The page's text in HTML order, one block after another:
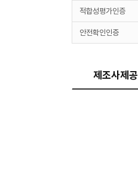
적합성평가인증
안전확인인증
제조사제공